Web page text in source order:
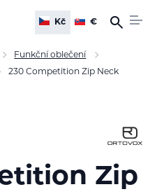
Kč €
Funkční oblečení
230 Competition Zip Neck
Zip